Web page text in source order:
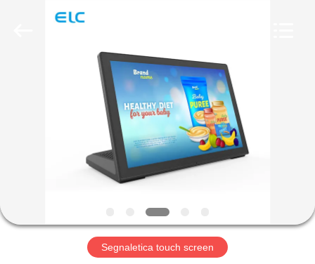
PRODOTTI
GIRO
Segnaletica touch screen